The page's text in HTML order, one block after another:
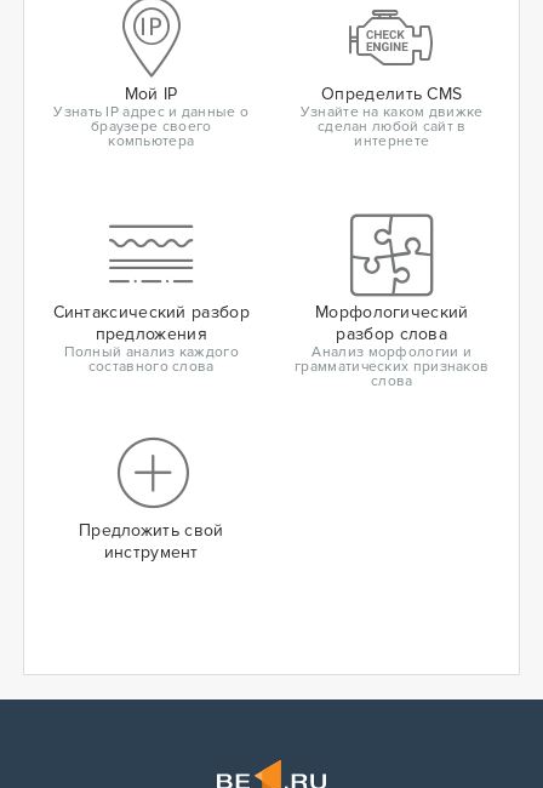
Мой IP
Узнать IP адрес и данные о
браузере своего
компьютера
Определить CMS
Узнайте на каком движке
сделан любой сайт в
интернете
Синтаксический разбор
предложения
Полный анализ каждого
составного слова
Морфологический
разбор слова
Анализ морфологии и
грамматических признаков
слова
Предложить свой
инструмент